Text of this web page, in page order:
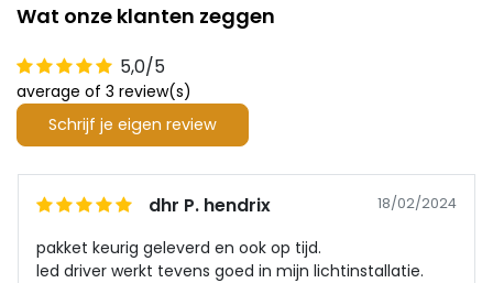
Wat onze klanten zeggen
5,0/5
average of 3 review(s)
Schrijf je eigen review
dhr P. hendrix 18/02/2024
pakket keurig geleverd en ook op tijd.
led driver werkt tevens goed in mijn lichtinstallatie.